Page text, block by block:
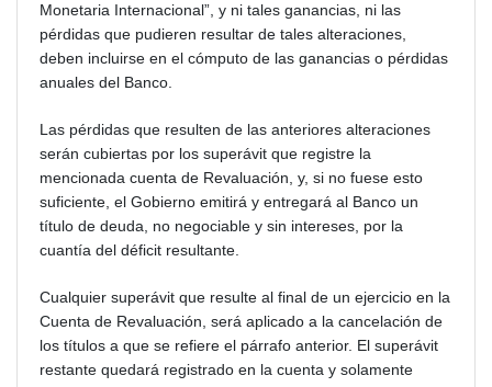
Monetaria Internacional”, y ni tales ganancias, ni las
pérdidas que pudieren resultar de tales alteraciones,
deben incluirse en el cómputo de las ganancias o pérdidas
anuales del Banco.
Las pérdidas que resulten de las anteriores alteraciones
serán cubiertas por los superávit que registre la
mencionada cuenta de Revaluación, y, si no fuese esto
suficiente, el Gobierno emitirá y entregará al Banco un
título de deuda, no negociable y sin intereses, por la
cuantía del déficit resultante.
Cualquier superávit que resulte al final de un ejercicio en la
Cuenta de Revaluación, será aplicado a la cancelación de
los títulos a que se refiere el párrafo anterior. El superávit
restante quedará registrado en la cuenta y solamente